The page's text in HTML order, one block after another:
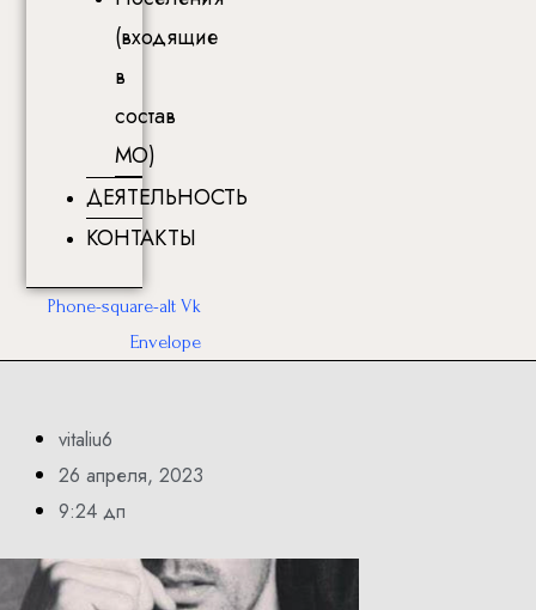
(входящие
в
состав
МО)
ДЕЯТЕЛЬНОСТЬ
КОНТАКТЫ
Phone-square-alt Vk
Envelope
vitaliu6
26 апреля, 2023
9:24 дп